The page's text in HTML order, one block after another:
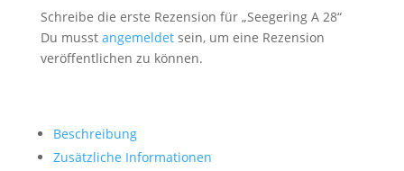
Schreibe die erste Rezension für „Seegering A 28“
Du musst angemeldetsein, um eine Rezension
veröffentlichen zu können.
Beschreibung
Zusätzliche Informationen